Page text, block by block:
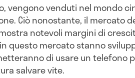
vengono venduti nel mondo
Ciò nonostante, il mercato
notevoli margini di
questo mercato stanno
di usare un telefono
salvare vite.